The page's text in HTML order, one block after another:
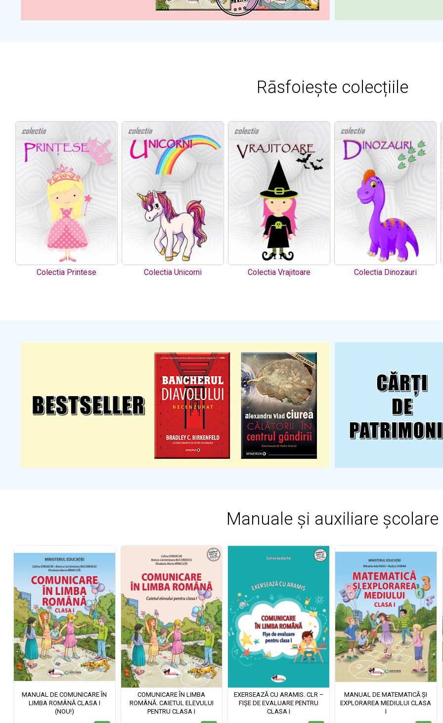
Rāsfoiește colecțiile
Colectia Printese Colectia Unicorni Colectia Vrajitoare Colectia Dinozauri
Manuale și auxiliare școlare
MANUAL DE COMUNICARE ÎN
LIMBA ROMÂNĂ CLASA I
(NOU!)
COMUNICARE ÎN LIMBA
ROMÂNĂ. CAIETUL ELEVULUI
PENTRU CLASA I
EXERSEAZĂ CU ARAMIS. CLR –
FIȘE DE EVALUARE PENTRU
CLASA I
MANUAL DE MATEMATICĂ ȘI
EXPLORAREA MEDIULUI CLASA
I